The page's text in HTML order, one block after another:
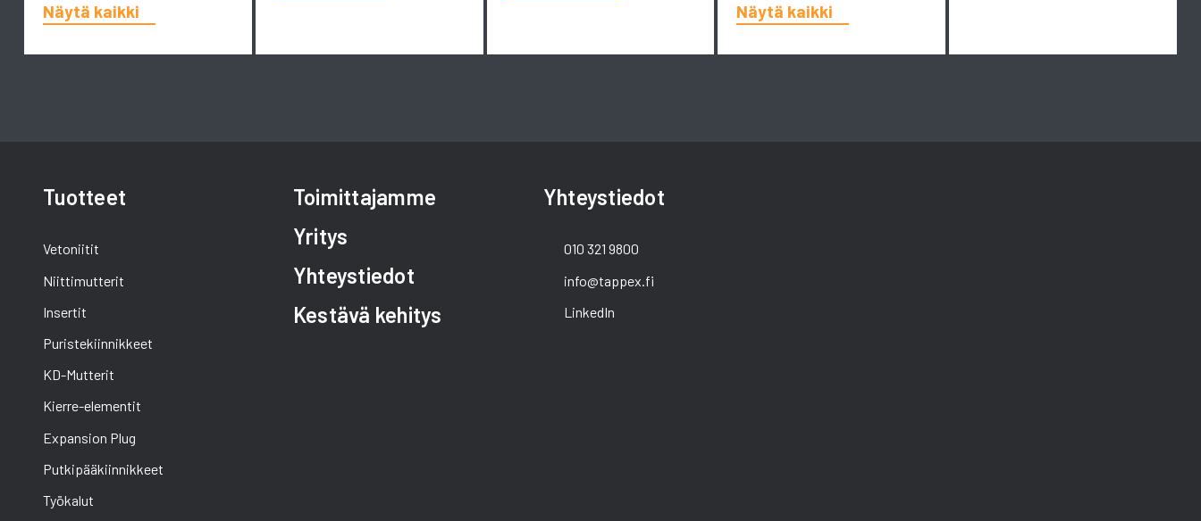
Näytä kaikki
Näytä kaikki
Tuotteet
Vetoniitit
Niittimutterit
Insertit
Puristekiinnikkeet
KD-Mutterit
Kierre-elementit
Expansion Plug
Putkipääkiinnikkeet
Työkalut
Toimittajamme
Yritys
Yhteystiedot
Kestävä kehitys
Yhteystiedot
010 321 9800
info@tappex.fi
LinkedIn